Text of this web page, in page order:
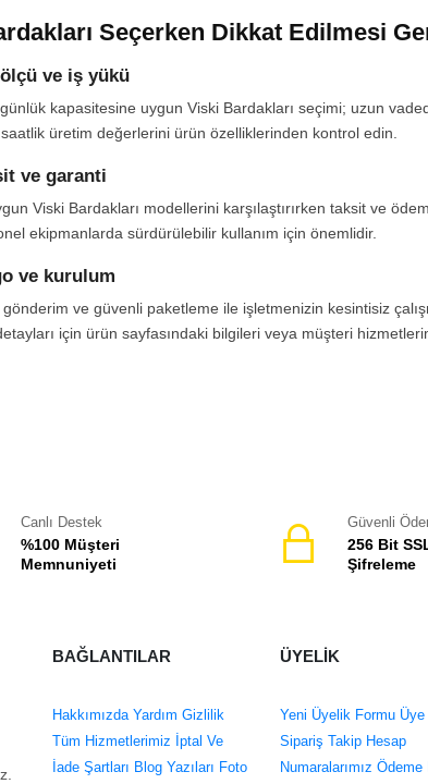
ölçüleri, büyük cihazlarda teslimatı etkiler. Viski
detay sayfasından ölçün.
Kokteyl Bardakları
işlemini tamamlayabilirsiniz.
üzerinden Viski Bardakları ihtiyacınızı
ve tercih ettiğiniz ürünü hemen satın
Seçerken Dikkat Edilmesi
ve iş yükü
kapasitesine uygun Viski Bardakları seçimi; uzun
üretim değerlerini ürün özelliklerinden kontrol edin.
ve garanti
Viski Bardakları modellerini karşılaştırırken taksit ve
ekipmanlarda sürdürülebilir kullanım için önemlidir.
ve kurulum
gönderim ve güvenli paketleme ile işletmenizin kesintisiz
için ürün sayfasındaki bilgileri veya müşteri
Canlı Destek
%100 Müşteri
Memnuniyeti
Güvenli
256 Bit
Şifreleme
BAĞLANTILAR
HakkımızdaYardım Gizlilik
Tüm Hizmetlerimiz İptal Ve
İade Şartları Blog Yazıları Foto
ÜYELİK
Yeni Üyelik Formu
Sipariş Takip Hesap
Numaralarımız Ödeme